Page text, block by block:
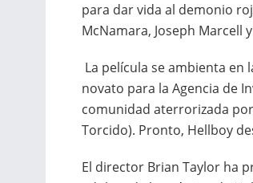
para dar vida al demonio
McNamara, Joseph Marcell
La película se ambienta en
novato para la Agencia de
comunidad aterrorizada
Torcido). Pronto, Hellboy
El director Brian Taylor ha